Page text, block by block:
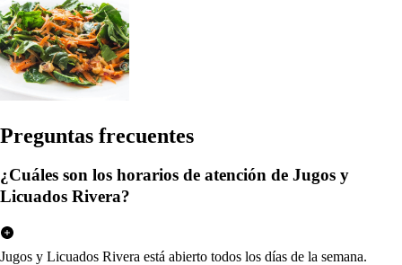
Preguntas frecuentes
¿Cuáles son los horarios de atención de Jugos y
Licuados Rivera?
Jugos y Licuados Rivera está abierto todos los días de la semana.